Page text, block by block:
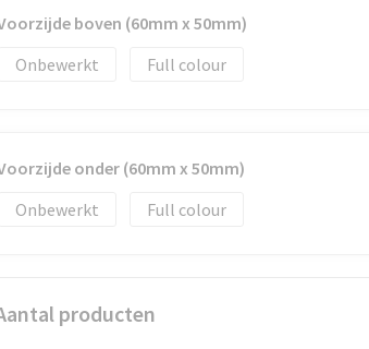
boven (60mm x 50mm)
Onbewerkt
Full colour
onder (60mm x 50mm)
Onbewerkt
Full colour
producten